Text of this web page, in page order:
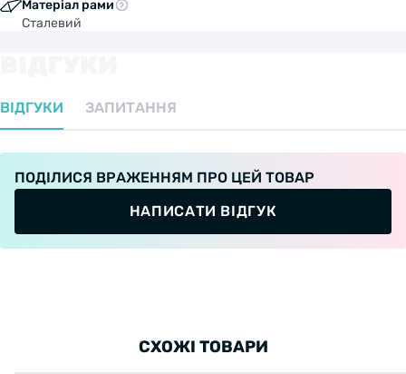
Матеріал рами
Сталевий
ВІДГУКИ ЗАПИТАННЯ
ПОДІЛИСЯ ВРАЖЕННЯМ ПРО ЦЕЙ ТОВАР
НАПИСАТИ ВІДГУК
СХОЖІ ТОВАРИ